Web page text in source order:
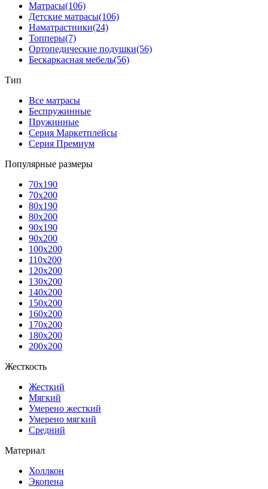
Матрасы(106)
Детские матрасы(106)
Наматрастники(24)
Топперы(7)
Ортопедические подушки(56)
Бескаркасная мебель(56)
Тип
Все матрасы
Беспружинные
Пружинные
Серия Маркетплейсы
Серия Премиум
Популярные размеры
70x190
70x200
80x190
80x200
90x190
90x200
100x200
110x200
120x200
130x200
140x200
150x200
160x200
170x200
180x200
200x200
Жесткость
Жесткий
Мягкий
Умерено жесткий
Умерено мягкий
Средний
Материал
Холлкон
Экопена